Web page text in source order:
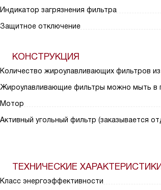
Индикатор загрязнения фильтра
Защитное отключение
КОНСТРУКЦИЯ
Количество жироулавливающих фильтров
Жироулавливающие фильтры можно мыть в
Мотор
Активный угольный фильтр (заказывается
ТЕХНИЧЕСКИЕ ХАРАКТЕРИСТИКИ
Класс энергоэффективности